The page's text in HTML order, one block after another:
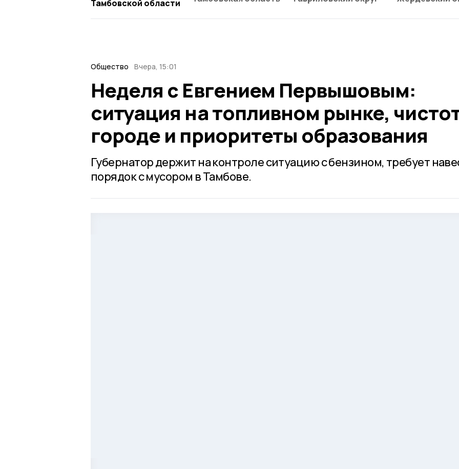
Тамбовской области
Общество Вчера, 15:01
Неделя с Евгением Первышовым:
ситуация на топливном рынке,
городе и приоритеты образования
Губернатор держит на контроле ситуацию с бензином, требует
порядок с мусором в Тамбове.